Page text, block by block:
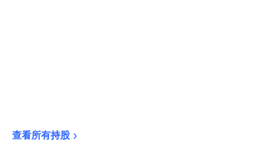
查看所有持股